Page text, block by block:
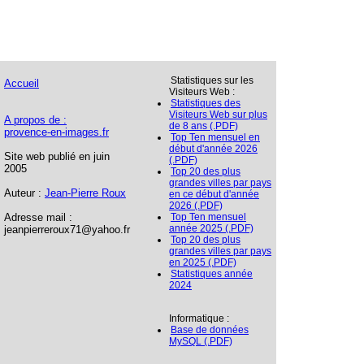
Accueil
A propos de :
provence-en-images.fr
Site web publié en juin
2005
Auteur : Jean-Pierre Roux
Adresse mail :
jeanpierreroux71@yahoo.fr
Statistiques sur les
Visiteurs Web :
Statistiques des
Visiteurs Web sur plus
de 8 ans (.PDF)
Top Ten mensuel en
début d'année 2026
(.PDF)
Top 20 des plus
grandes villes par pays
en ce début d'année
2026 (.PDF)
Top Ten mensuel
année 2025 (.PDF)
Top 20 des plus
grandes villes par pays
en 2025 (.PDF)
Statistiques année
2024
Informatique :
Base de données
MySQL (.PDF)